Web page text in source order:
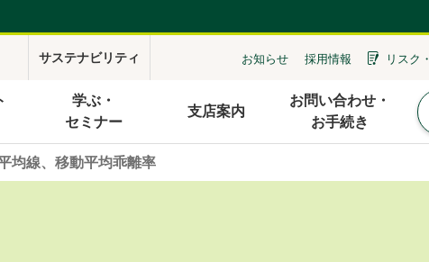
サステナビリティ お知らせ 採用情報 リスク・
学ぶ・
セミナー
支店案内
お問い合わせ・
お手続き
均線、移動平均乖離率